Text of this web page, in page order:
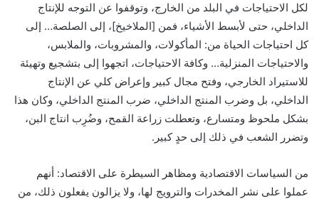
لكل الاحتياجات في البلد من الخارج، وتوقفوا عن التوجه للإنتاج
الداخلي، حتى لأبسط الأشياء، فمن [الملاخيخ]، إلى الصلصة… إلى
كل احتياجات الحياة من: المأكولات، والمشروبات، والملابس،
والاحتياجات المنزلية… وكافة الاحتياجات، اتجهوا إلى بتشجيع وتهيئة
للاستيراد الخارجي، وفتح مجال كبير وإعراض كلي عن الإنتاج
الداخلي، بل وضرب المنتج الداخلي، ضرب المنتج الداخلي، وكان هذا
بشكل ملحوظ ومتسارع، وتعطلت زراعة القمح، وضُرِب انتاج البن،
وتضرر الشعب في ذلك إلى حدٍ كبير.
من السياسات الاقتصادية ومظاهر السيطرة على الاقتصاد: أنهم
عملوا على نشر المخدرات والترويج لها، ولا يزالون يفعلون ذلك، من